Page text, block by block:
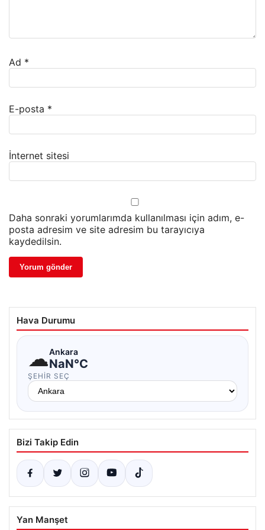
Ad *
E-posta *
İnternet sitesi
Daha sonraki yorumlarımda kullanılması için adım, e-
posta adresim ve site adresim bu tarayıcıya
kaydedilsin.
Hava Durumu
☁Ankara
NaN°C
ŞEHIR SEÇ
Bizi Takip Edin
Yan Manşet